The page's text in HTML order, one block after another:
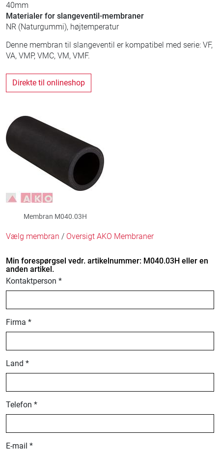
40mm
Materialer for slangeventil-membraner
NR (Naturgummi), højtemperatur
Denne membran til slangeventil er kompatibel med serie: VF,
VA, VMP, VMC, VM, VMF.
Direkte til onlineshop
Membran M040.03H
Vælg membran / Oversigt AKO Membraner
Min forespørgsel vedr. artikelnummer: M040.03H eller en
anden artikel.
Kontaktperson *
Firma *
Land *
Telefon *
E-mail *